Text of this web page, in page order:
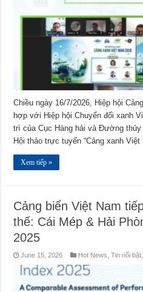
Chiều ngày 16/7/2026, Hiệp hội
hợp với Hiệp hội Chuyển đổi xanh
trì của Cục Hàng hải và Đường
Hội thảo trực tuyến “Cảng xanh
Xem tiếp »
Cảng biển Việt Nam
thế: Cái Mép & Hải
2025
June 15, 2026 Hot News,Tin nổi bật